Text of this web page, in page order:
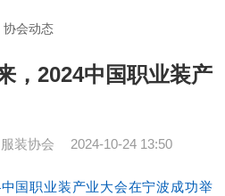
协会动态
，2024中国职业装产
装协会 2024-10-24 13:50
国职业装产业大会在宁波成功举